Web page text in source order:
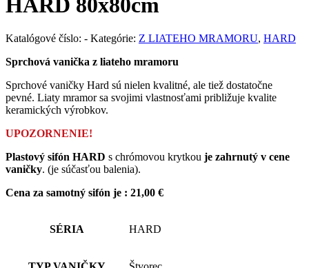
Katalógové číslo: - Kategórie: Z LIATEHO MRAMORU, HARD
Sprchová vanička z liateho mramoru
Sprchové vaničky Hard sú nielen kvalitné, ale tiež dostatočne
pevné. Liaty mramor sa svojimi vlastnosťami približuje kvalite
keramických výrobkov.
UPOZORNENIE!
Plastový sifón HARD s chrómovou krytkou je zahrnutý v cene
vaničky. (je súčasťou balenia).
Cena za samotný sifón je : 21,00 €
SÉRIA HARD